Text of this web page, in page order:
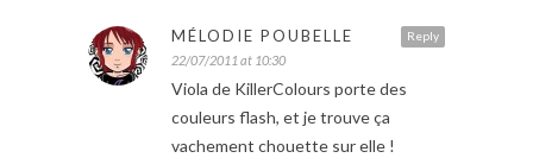
Reply
MÉLODIE POUBELLE
22/07/2011 at 10:30
Viola de KillerColours porte des
couleurs flash, et je trouve ça
vachement chouette sur elle !